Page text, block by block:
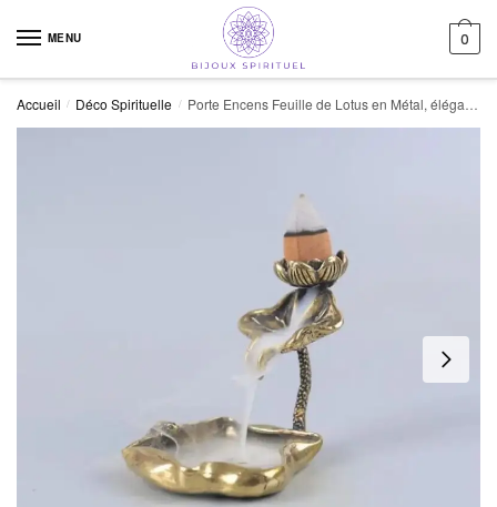
MENU 0
Accueil / Déco Spirituelle / Porte Encens Feuille de Lotus en Métal, élégant et Facile à Nettoyer